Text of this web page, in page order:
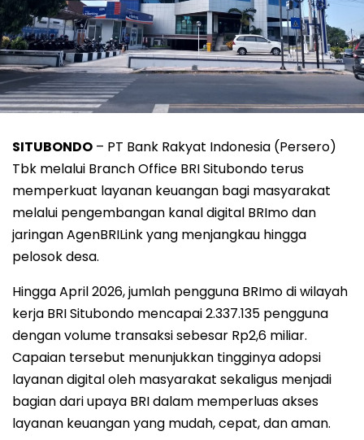
SITUBONDO – PT Bank Rakyat Indonesia (Persero)
Tbk melalui Branch Office BRI Situbondo terus
memperkuat layanan keuangan bagi masyarakat
melalui pengembangan kanal digital BRImo dan
jaringan AgenBRILink yang menjangkau hingga
pelosok desa.
Hingga April 2026, jumlah pengguna BRImo di wilayah
kerja BRI Situbondo mencapai 2.337.135 pengguna
dengan volume transaksi sebesar Rp2,6 miliar.
Capaian tersebut menunjukkan tingginya adopsi
layanan digital oleh masyarakat sekaligus menjadi
bagian dari upaya BRI dalam memperluas akses
layanan keuangan yang mudah, cepat, dan aman.